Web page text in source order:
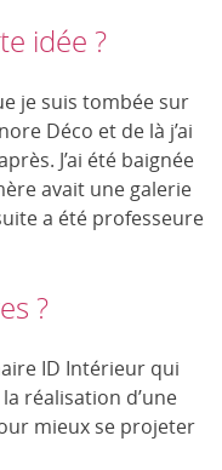
idée ?
je suis tombée sur
Déco et de là j’ai
J’ai été baignée
avait une galerie
a été professeure
?
ID Intérieur qui
réalisation d’une
mieux se projeter